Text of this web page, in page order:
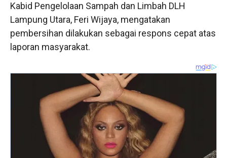
Kabid Pengelolaan Sampah dan Limbah DLH
Lampung Utara, Feri Wijaya, mengatakan
pembersihan dilakukan sebagai respons cepat atas
laporan masyarakat.